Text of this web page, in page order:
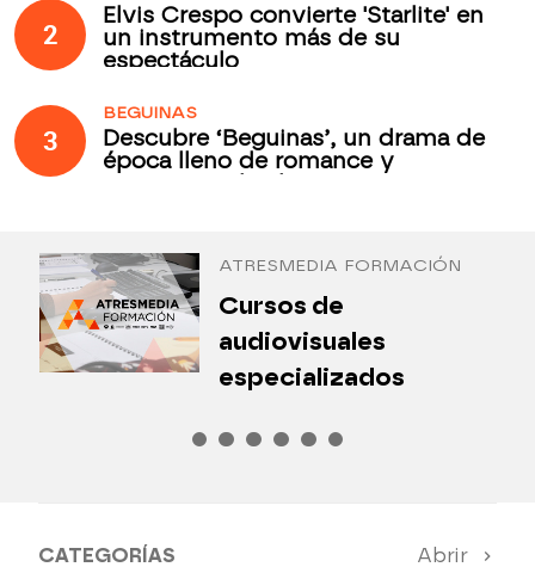
2
Elvis Crespo convierte 'Starlite' en
un instrumento más de su
espectáculo
3
BEGUINAS
Descubre ‘Beguinas’, un drama de
época lleno de romance y
ATRESMEDIA FORMACIÓN
Cursos de
audiovisuales
especializados
CATEGORÍAS Abrir